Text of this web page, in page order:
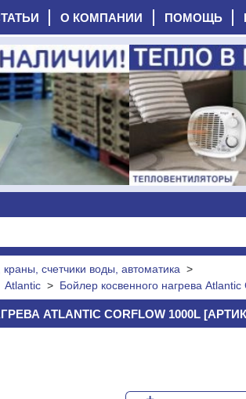
О КОМПАНИИ ПОМОЩЬ
счетчики воды, автоматика >
Atlantic > Бойлер косвенного нагрева Atlantic
ATLANTIC CORFLOW 1000L